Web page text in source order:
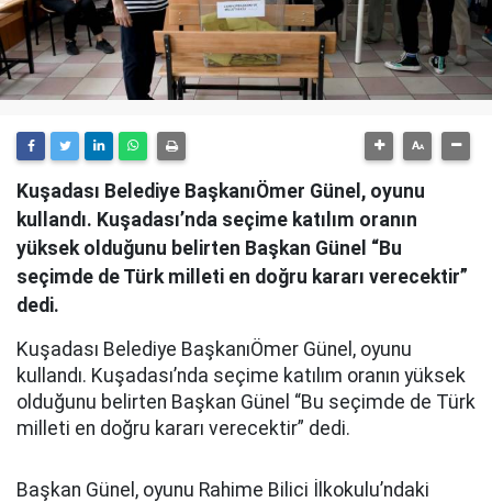
Kuşadası Belediye BaşkanıÖmer Günel, oyunu
kullandı. Kuşadası’nda seçime katılım oranın
yüksek olduğunu belirten Başkan Günel “Bu
seçimde de Türk milleti en doğru kararı verecektir”
dedi.
Kuşadası Belediye BaşkanıÖmer Günel, oyunu
kullandı. Kuşadası’nda seçime katılım oranın yüksek
olduğunu belirten Başkan Günel “Bu seçimde de Türk
milleti en doğru kararı verecektir” dedi.
Başkan Günel, oyunu Rahime Bilici İlkokulu’ndaki